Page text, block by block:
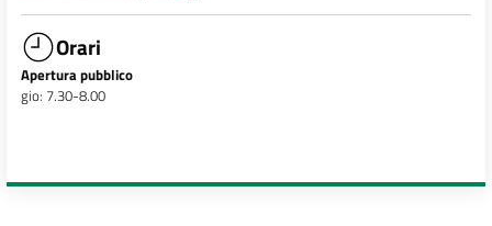
Orari
Apertura pubblico
gio: 7.30-8.00